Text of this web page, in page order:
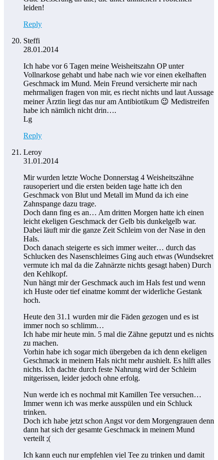
leiden!
Reply
Steffi
28.01.2014
Ich habe vor 6 Tagen meine Weisheitszahn OP unter
Vollnarkose gehabt und habe nach wie vor einen ekelhaften
Geschmack im Mund. Mein Freund versicherte mir nach
mehrmaligen fragen von mir, es riecht nichts und laut Aussage
meiner Ärztin liegt das nur am Antibiotikum 😉 Medistreifen
habe ich nämlich nicht drin….
Lg
Reply
Leroy
31.01.2014
Mir wurden letzte Woche Donnerstag 4 Weisheitszähne
rausoperiert und die ersten beiden tage hatte ich den
Geschmack von Blut und Metall im Mund da ich eine
Zahnspange dazu trage.
Doch dann fing es an… Am dritten Morgen hatte ich einen
leicht ekeligen Geschmack der Gelb bis dunkelgelb war.
Dabei läuft mir die ganze Zeit Schleim von der Nase in den
Hals.
Doch danach steigerte es sich immer weiter… durch das
Schlucken des Nasenschleimes Ging auch etwas (Wundsekret
vermute ich mal da die Zahnärzte nichts gesagt haben) Durch
den Kehlkopf.
Nun hängt mir der Geschmack auch im Hals fest und wenn
ich Huste oder tief einatme kommt der widerliche Gestank
hoch.
Heute den 31.1 wurden mir die Fäden gezogen und es ist
immer noch so schlimm…
Ich habe mir heute min. 5 mal die Zähne geputzt und es nichts
zu machen.
Vorhin habe ich sogar mich übergeben da ich denn ekeligen
Geschmack in meinem Hals nicht mehr aushielt. Es hilft alles
nichts. Ich dachte durch feste Nahrung wird der Schleim
mitgerissen, leider jedoch ohne erfolg.
Nun werde ich es nochmal mit Kamillen Tee versuchen…
Immer wenn ich was merke ausspülen und ein Schluck
trinken.
Doch ich habe jetzt schon Angst vor dem Morgengrauen denn
dann hat sich der gesamte Geschmack in meinem Mund
verteilt ;(
Ich kann euch nur empfehlen viel Tee zu trinken und damit